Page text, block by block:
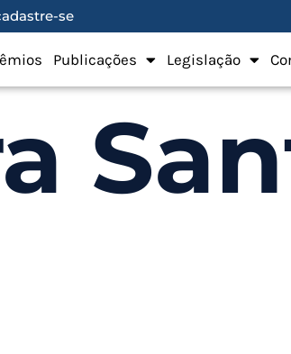
se
Publicações Legislação